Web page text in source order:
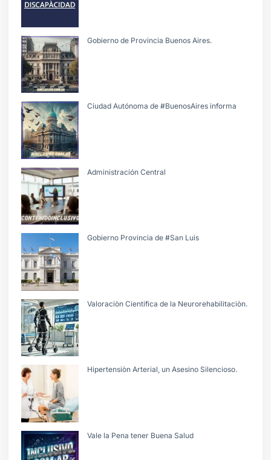
Gobierno de Provincia Buenos Aires.
Ciudad Autónoma de #BuenosAires informa
Administración Central
Gobierno Provincia de #San Luis
Valoraciòn Cientifica de la Neurorehabilitaciòn.
Hipertensiòn Arterial, un Asesino Silencioso.
Vale la Pena tener Buena Salud